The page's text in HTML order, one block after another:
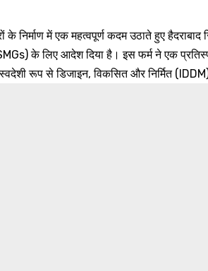
निर्माण में एक महत्वपूर्ण कदम उठाते हुए
के लिए आदेश दिया है। इस फर्म ने एक
रूप से डिजाइन, विकसित और निर्मित